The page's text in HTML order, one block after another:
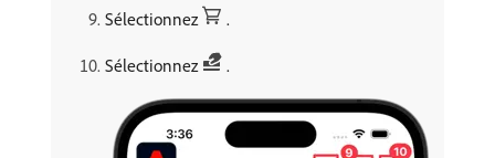
Sélectionnez .
Sélectionnez .